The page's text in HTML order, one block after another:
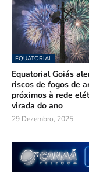
EQUATORIAL
Equatorial Goiás
riscos de fogos de
próximos à rede
virada do ano
29 Dezembro, 2025